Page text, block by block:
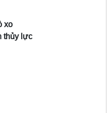
xo
thủy lực